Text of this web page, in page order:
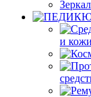
и кожи